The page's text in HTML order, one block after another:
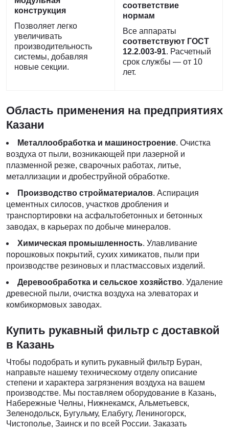
конструкция
Позволяет легко
увеличивать
производительность
системы, добавляя
новые секции.
соответствие
нормам
Все аппараты
соответствуют ГОСТ
12.2.003-91. Расчетный
срок службы — от 10
лет.
Область применения на предприятиях
Казани
Металлообработка и машиностроение. Очистка
воздуха от пыли, возникающей при лазерной и
плазменной резке, сварочных работах, литье,
металлизации и дробеструйной обработке.
Производство стройматериалов. Аспирация
цементных силосов, участков дробления и
транспортировки на асфальтобетонных и бетонных
заводах, в карьерах по добыче минералов.
Химическая промышленность. Улавливание
порошковых покрытий, сухих химикатов, пыли при
производстве резиновых и пластмассовых изделий.
Деревообработка и сельское хозяйство. Удаление
древесной пыли, очистка воздуха на элеваторах и
комбикормовых заводах.
Купить рукавный фильтр с доставкой
в Казань
Чтобы подобрать и купить рукавный фильтр Буран,
направьте нашему техническому отделу описание
степени и характера загрязнения воздуха на вашем
производстве. Мы поставляем оборудование в Казань,
Набережные Челны, Нижнекамск, Альметьевск,
Зеленодольск, Бугульму, Елабугу, Лениногорск,
Чистополье, Заинск и по всей России. Заказать